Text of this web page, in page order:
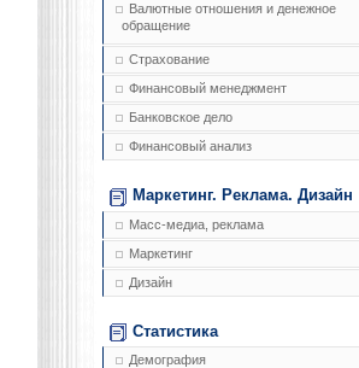
Валютные отношения и денежное
обращение
Страхование
Финансовый менеджмент
Банковское дело
Финансовый анализ
Маркетинг. Реклама. Дизайн
Масс-медиа, реклама
Маркетинг
Дизайн
Статистика
Демография